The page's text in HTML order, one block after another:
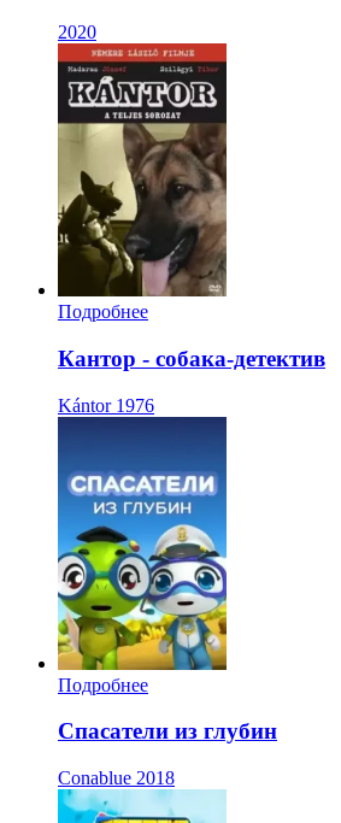
2020
Подробнее
Кантор - собака-детектив
Kántor 1976
Подробнее
Спасатели из глубин
Conablue 2018